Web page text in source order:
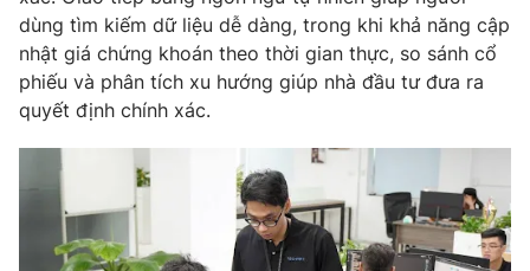
dùng tìm kiếm dữ liệu dễ dàng, trong khi khả năng cập
nhật giá chứng khoán theo thời gian thực, so sánh cổ
phiếu và phân tích xu hướng giúp nhà đầu tư đưa ra
quyết định chính xác.